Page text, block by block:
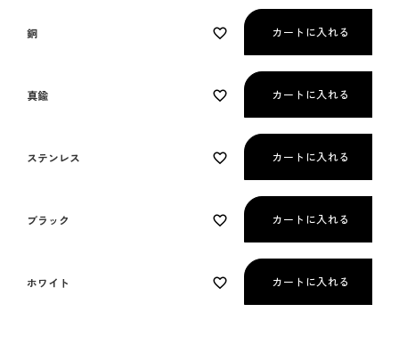
銅 カートに入れる
真鍮 カートに入れる
ステンレス カートに入れる
ブラック カートに入れる
ホワイト カートに入れる